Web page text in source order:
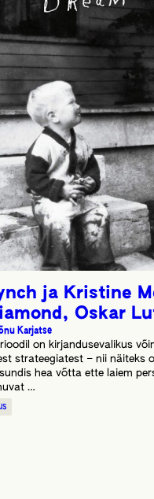
ja Kristine
Oskar
Karjatse
on kirjandusevalikus
strateegiatest – nii näiteks
hea võtta ette laiem
…